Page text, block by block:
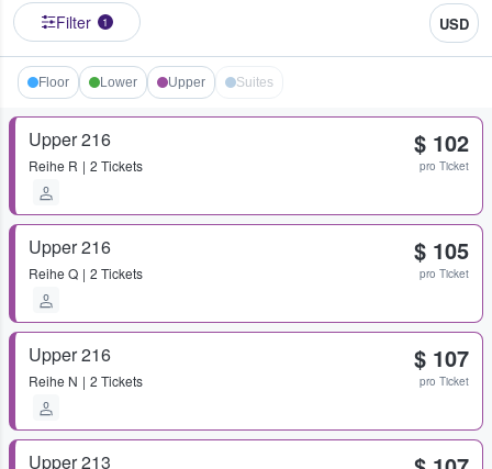
Filter 1 USD
Floor Lower Upper Suites
Upper 216
Reihe R 2 Tickets
$ 102
pro Ticket
Upper 216
Reihe Q 2 Tickets
$ 105
pro Ticket
Upper 216
Reihe N 2 Tickets
$ 107
pro Ticket
Upper 213